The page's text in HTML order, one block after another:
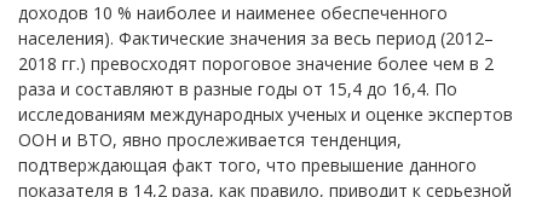
доходов 10 % наиболее и наименее обеспеченного
населения). Фактические значения за весь период (2012–
2018 гг.) превосходят пороговое значение более чем в 2
раза и составляют в разные годы от 15,4 до 16,4. По
исследованиям международных ученых и оценке экспертов
ООН и ВТО, явно прослеживается тенденция,
подтверждающая факт того, что превышение данного
показателя в 14,2 раза, как правило, приводит к серьезной